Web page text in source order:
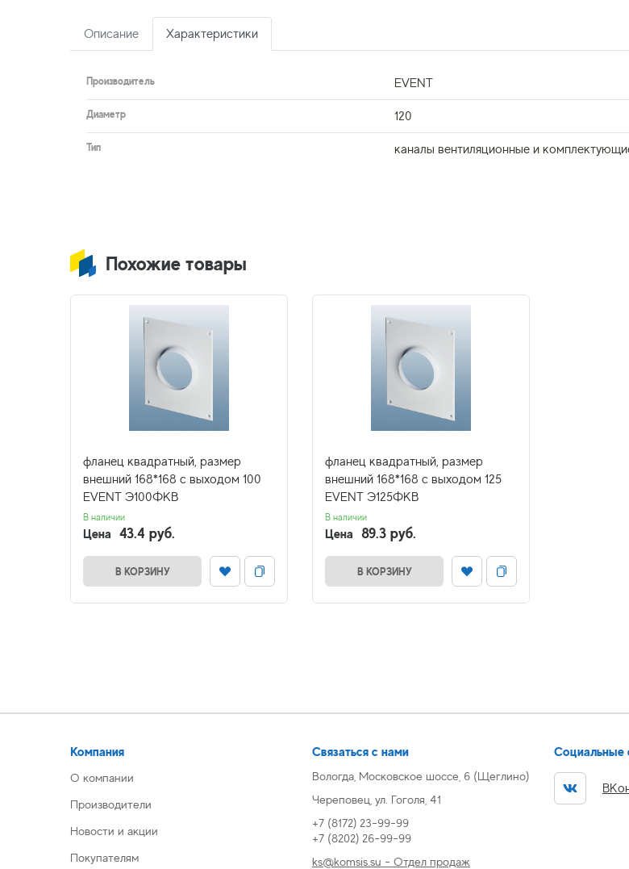
Описание Характеристики
Производитель EVENT
Диаметр 120
Тип каналы вентиляционные и
Похожие товары
фланец квадратный, размер
внешний 168*168 с выходом 100
EVENT Э100ФКВ
В наличии
Цена 43.4 руб.
В КОРЗИНУ
фланец квадратный, размер
внешний 168*168 с выходом 125
EVENT Э125ФКВ
В наличии
Цена 89.3 руб.
В КОРЗИНУ
Компания
О компании
Производители
Новости и акции
Покупателям
Связаться с нами
Вологда, Московское шоссе, 6 (Щеглино)
Череповец, ул. Гоголя, 41
+7 (8172) 23-99-99
+7 (8202) 26-99-99
ks@komsis.su - Отдел продаж
Социальные